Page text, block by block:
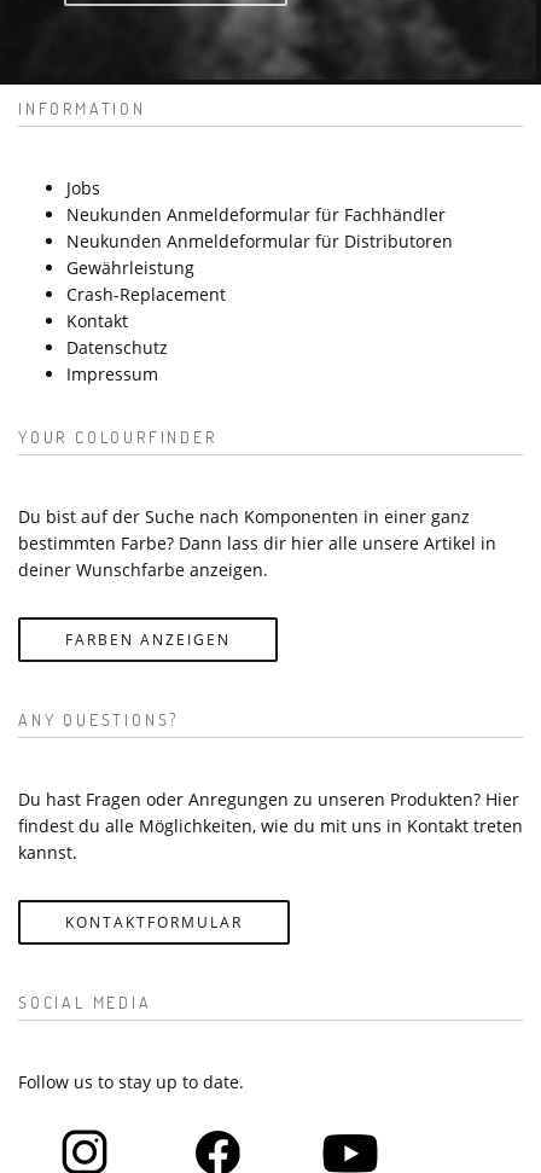
INFORMATION
Jobs
Neukunden Anmeldeformular für Fachhändler
Neukunden Anmeldeformular für Distributoren
Gewährleistung
Crash-Replacement
Kontakt
Datenschutz
Impressum
YOUR COLOURFINDER
Du bist auf der Suche nach Komponenten in einer ganz
bestimmten Farbe? Dann lass dir hier alle unsere Artikel in
deiner Wunschfarbe anzeigen.
FARBEN ANZEIGEN
ANY QUESTIONS?
Du hast Fragen oder Anregungen zu unseren Produkten? Hier
findest du alle Möglichkeiten, wie du mit uns in Kontakt treten
kannst.
KONTAKTFORMULAR
SOCIAL MEDIA
Follow us to stay up to date.